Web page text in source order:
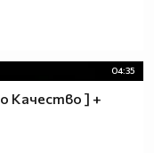
04:35
Качество ] +